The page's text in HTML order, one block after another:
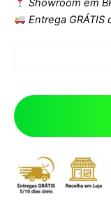
permitindo fácil
Área de Trabalho
projetada com
dispositivos,
Montagem
rapidamente e sem
Showroom em
Entrega GRÁTIS